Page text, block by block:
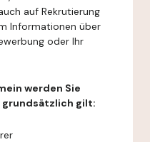
auf Rekrutierung
Informationen über
oder Ihr
werden Sie
gilt: